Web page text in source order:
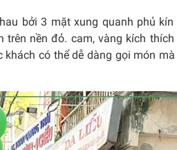
bởi 3 mặt xung quanh phủ
nền đỏ. cam, vàng kích
có thể dễ dàng gọi món